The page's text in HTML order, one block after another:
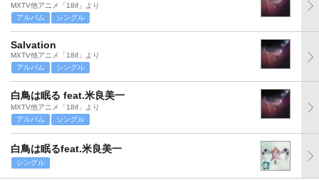
MXTV他アニメ「18if」より
アルバム
シングル
Salvation
MXTV他アニメ「18if」より
アルバム
シングル
白鳥は眠る feat.米良美一
MXTV他アニメ「18if」より
アルバム
シングル
白鳥は眠るfeat.米良美一
シングル